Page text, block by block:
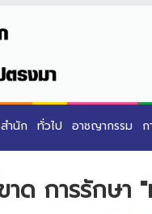
ำนัก ทั่วไป อาชญากรรม ก
าด การรักษ